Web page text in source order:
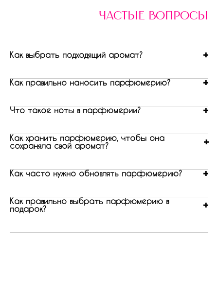
частые вопросы
Как выбрать подходящий аромат?
Как правильно наносить парфюмерию?
Что такое ноты в парфюмерии?
Как хранить парфюмерию, чтобы она
сохраняла свой аромат?
Как часто нужно обновлять парфюмерию?
Как правильно выбрать парфюмерию в
подарок?